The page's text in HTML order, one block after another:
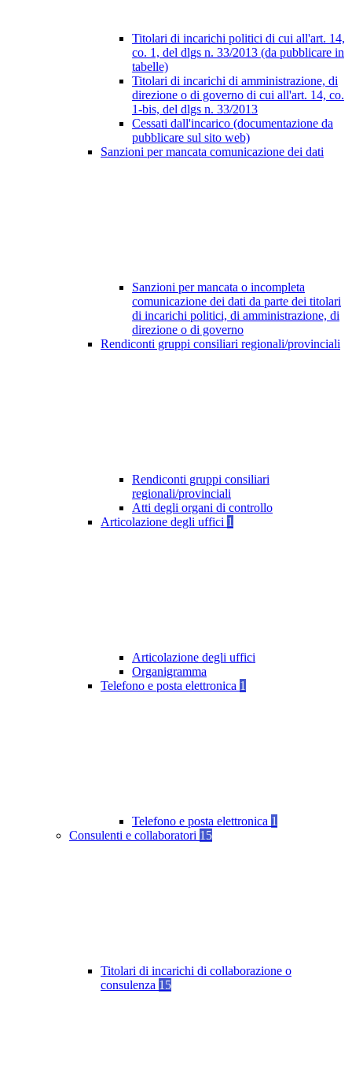
Titolari di incarichi politici di cui all'art. 14,
co. 1, del dlgs n. 33/2013 (da pubblicare in
tabelle)
Titolari di incarichi di amministrazione, di
direzione o di governo di cui all'art. 14, co.
1-bis, del dlgs n. 33/2013
Cessati dall'incarico (documentazione da
pubblicare sul sito web)
Sanzioni per mancata comunicazione dei dati
Sanzioni per mancata o incompleta
comunicazione dei dati da parte dei titolari
di incarichi politici, di amministrazione, di
direzione o di governo
Rendiconti gruppi consiliari regionali/provinciali
Rendiconti gruppi consiliari
regionali/provinciali
Atti degli organi di controllo
Articolazione degli uffici 1
Articolazione degli uffici
Organigramma
Telefono e posta elettronica 1
Telefono e posta elettronica 1
Consulenti e collaboratori 15
Titolari di incarichi di collaborazione o
consulenza 15